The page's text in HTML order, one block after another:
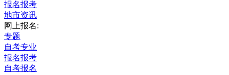
报名报考
地市资讯
网上报名:
专题
自考专业
报名报考
自考报名